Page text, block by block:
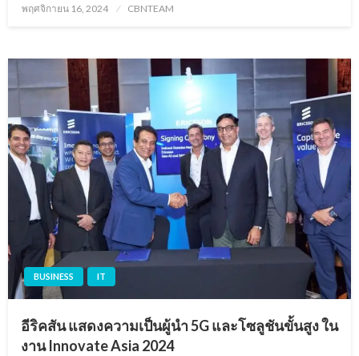
Posted
พฤศจิกายน 16, 2024 CBNTEAM
BUSINESS IT
อีริคสัน แสดงความเป็นผู้นำ 5G และโซลูชันขั้นสูง ใน
งาน Innovate Asia 2024